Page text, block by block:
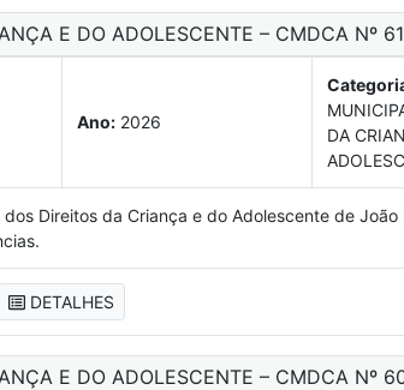
E DO ADOLESCENTE – CMDCA Nº
Ano: 2026
DA
Direitos da Criança e do Adolescente de João
DETALHES
E DO ADOLESCENTE – CMDCA Nº